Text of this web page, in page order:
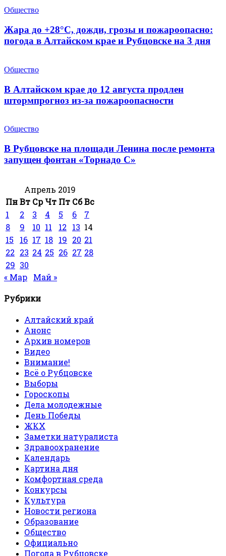
Общество
Жара до +28°С, дожди, грозы и пожароопасно:
погода в Алтайском крае и Рубцовске на 3 дня
Общество
В Алтайском крае до 12 августа продлен
штормпрогноз из-за пожароопасности
Общество
В Рубцовске на площади Ленина после ремонта
запущен фонтан «Торнадо С»
Апрель 2019
ПнВт Ср Чт Пт СбВс
1
2 3 4 5 6
7
8
9 10 11 12 13 14
15
16 17 18 19 20 21
22 23 24 25 26 27 28
29 30
« Мар
Май »
Рубрики
Алтайский край
Анонс
Архив номеров
Видео
Внимание!
Всё о Рубцовске
Выборы
Гороскопы
Дела молодежные
День Победы
ЖКХ
Заметки натуралиста
Здравоохранение
Календарь
Картина дня
Комфортная среда
Конкурсы
Культура
Новости региона
Образование
Общество
Официально
Погода в Рубцовске